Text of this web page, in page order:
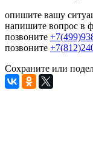
опишите вашу
напишите вопрос в
позвоните
позвоните
Сохраните или